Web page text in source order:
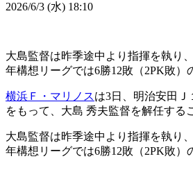
2026/6/3 (水) 18:10
大島監督は昨季途中より指揮を執り
年構想リーグでは6勝12敗（2PK敗）
横浜Ｆ・マリノスは3日、明治安田Ｊ
をもって、大島 秀夫監督を解任する
大島監督は昨季途中より指揮を執り
年構想リーグでは6勝12敗（2PK敗）